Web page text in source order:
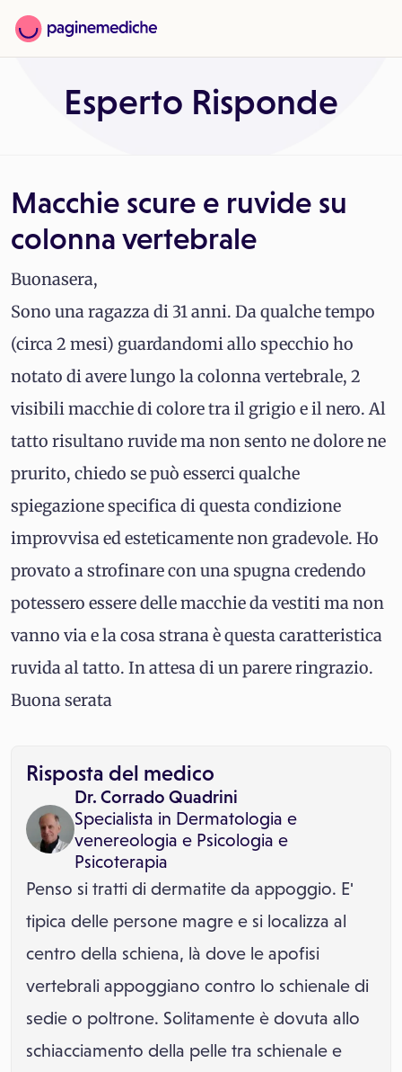
Esperto Risponde
Macchie scure e ruvide su
colonna vertebrale
Buonasera,
Sono una ragazza di 31 anni. Da qualche tempo
(circa 2 mesi) guardandomi allo specchio ho
notato di avere lungo la colonna vertebrale, 2
visibili macchie di colore tra il grigio e il nero. Al
tatto risultano ruvide ma non sento ne dolore ne
prurito, chiedo se può esserci qualche
spiegazione specifica di questa condizione
improvvisa ed esteticamente non gradevole. Ho
provato a strofinare con una spugna credendo
potessero essere delle macchie da vestiti ma non
vanno via e la cosa strana è questa caratteristica
ruvida al tatto. In attesa di un parere ringrazio.
Buona serata
Risposta del medico
Dr. Corrado Quadrini
Specialista in Dermatologia e
venereologia e Psicologia e
Psicoterapia
Penso si tratti di dermatite da appoggio. E'
tipica delle persone magre e si localizza al
centro della schiena, là dove le apofisi
vertebrali appoggiano contro lo schienale di
sedie o poltrone. Solitamente è dovuta allo
schiacciamento della pelle tra schienale e